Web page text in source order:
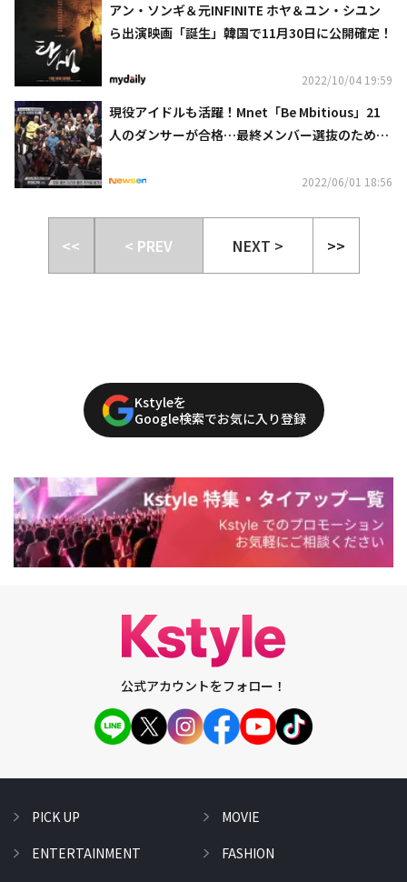
アン・ソンギ＆元INFINITE ホヤ＆ユン・シユン
ら出演映画「誕生」韓国で11月30日に公開確定！
2022/10/04 19:59
現役アイドルも活躍！Mnet「Be Mbitious」21
人のダンサーが合格…最終メンバー選抜のための
2022/06/01 18:56
<< < PREV NEXT > >>
Kstyleを
Google検索でお気に入り登録
公式アカウントをフォロー！
PICK UP
ENTERTAINMENT
MOVIE
FASHION